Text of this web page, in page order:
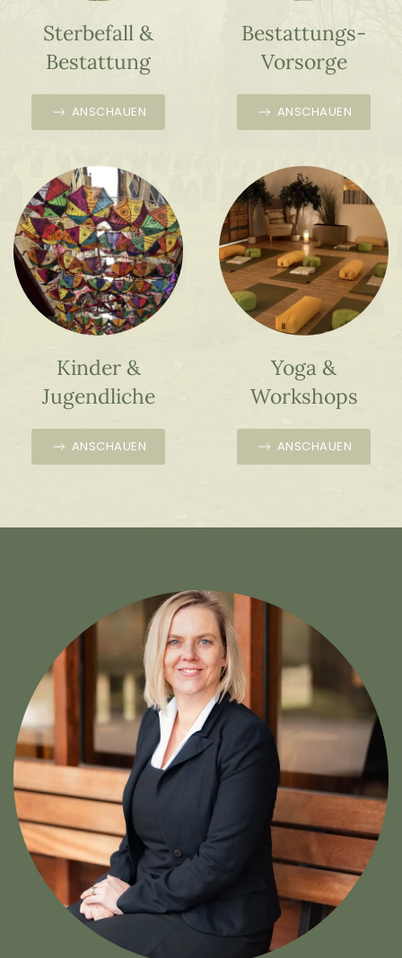
Sterbefall &
Bestattung
ANSCHAUEN
Bestattungs-
Vorsorge
ANSCHAUEN
Kinder &
Jugendliche
ANSCHAUEN
Yoga &
Workshops
ANSCHAUEN